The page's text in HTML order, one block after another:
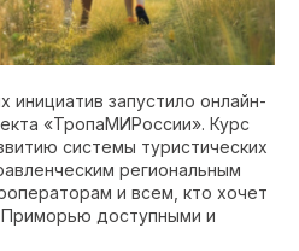
инициатив запустило онлайн-
«ТропаМИРоссии». Курс
системы туристических
региональным
и всем, кто хочет
доступными и